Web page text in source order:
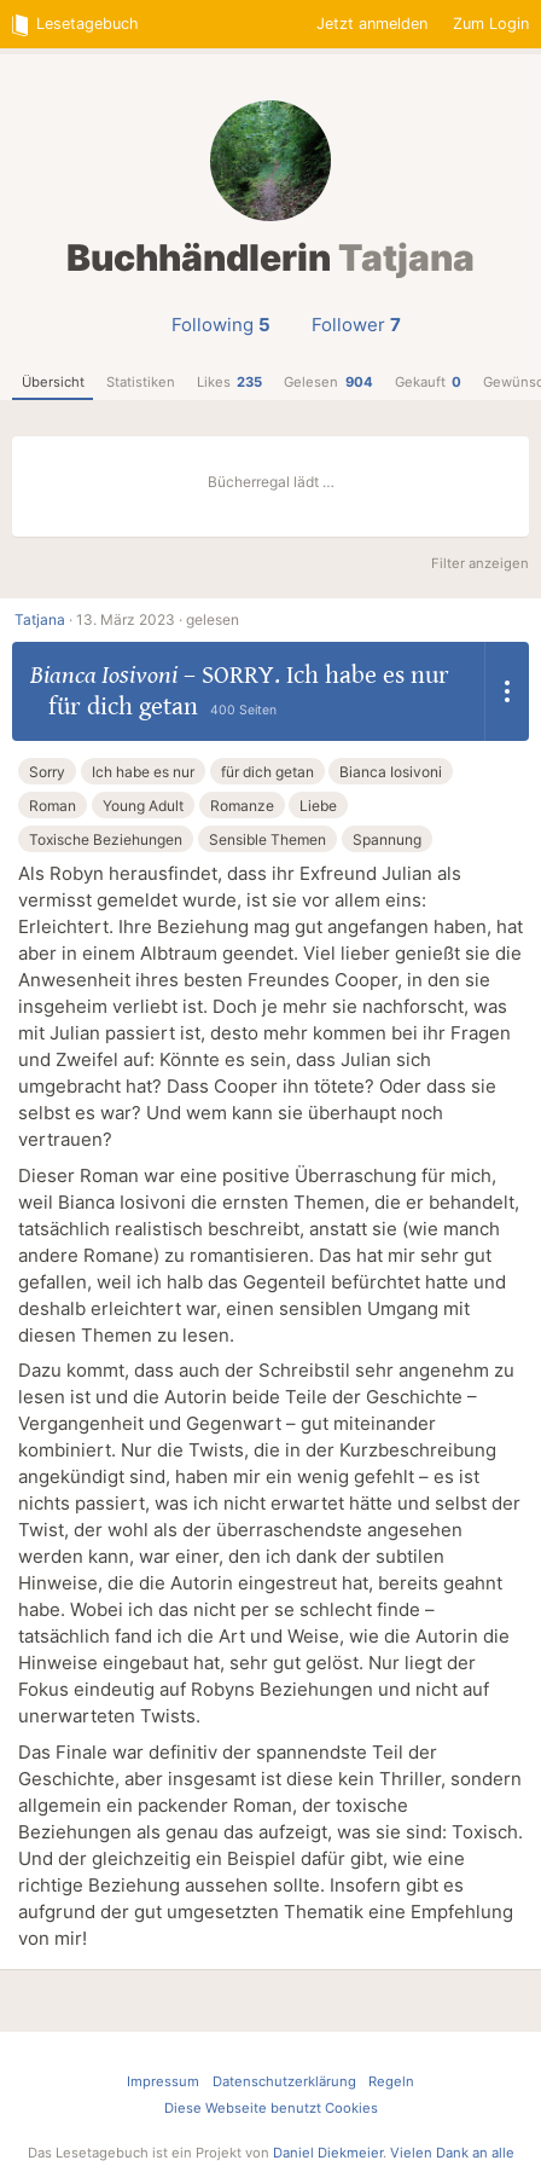
Lesetagebuch Jetzt anmelden Zum Login
Buchhändlerin Tatjana
Following 5 Follower 7
Übersicht Statistiken Likes 235 Gelesen 904 Gekauft 0
Bücherregal lädt …
Filter anzeigen
Tatjana · 13. März 2023 · gelesen
Bianca Iosivoni– SORRY. Ich habe es nur
für dich getan
400 Seiten
Sorry Ich habe es nur für dich getan
Bianca Iosivoni
Roman
Young Adult Romanze
Liebe
Toxische Beziehungen
Sensible Themen Spannung
Als Robyn herausfindet, dass ihr Exfreund Julian als
vermisst gemeldet wurde, ist sie vor allem eins:
Erleichtert. Ihre Beziehung mag gut angefangen haben, hat
aber in einem Albtraum geendet. Viel lieber genießt sie die
Anwesenheit ihres besten Freundes Cooper, in den sie
insgeheim verliebt ist. Doch je mehr sie nachforscht, was
mit Julian passiert ist, desto mehr kommen bei ihr Fragen
und Zweifel auf: Könnte es sein, dass Julian sich
umgebracht hat? Dass Cooper ihn tötete? Oder dass sie
selbst es war? Und wem kann sie überhaupt noch
vertrauen?
Dieser Roman war eine positive Überraschung für mich,
weil Bianca Iosivoni die ernsten Themen, die er behandelt,
tatsächlich realistisch beschreibt, anstatt sie (wie manch
andere Romane) zu romantisieren. Das hat mir sehr gut
gefallen, weil ich halb das Gegenteil befürchtet hatte und
deshalb erleichtert war, einen sensiblen Umgang mit
diesen Themen zu lesen.
Dazu kommt, dass auch der Schreibstil sehr angenehm zu
lesen ist und die Autorin beide Teile der Geschichte –
Vergangenheit und Gegenwart – gut miteinander
kombiniert. Nur die Twists, die in der Kurzbeschreibung
angekündigt sind, haben mir ein wenig gefehlt – es ist
nichts passiert, was ich nicht erwartet hätte und selbst der
Twist, der wohl als der überraschendste angesehen
werden kann, war einer, den ich dank der subtilen
Hinweise, die die Autorin eingestreut hat, bereits geahnt
habe. Wobei ich das nicht per se schlecht finde –
tatsächlich fand ich die Art und Weise, wie die Autorin die
Hinweise eingebaut hat, sehr gut gelöst. Nur liegt der
Fokus eindeutig auf Robyns Beziehungen und nicht auf
unerwarteten Twists.
Das Finale war definitiv der spannendste Teil der
Geschichte, aber insgesamt ist diese kein Thriller, sondern
allgemein ein packender Roman, der toxische
Beziehungen als genau das aufzeigt, was sie sind: Toxisch.
Und der gleichzeitig ein Beispiel dafür gibt, wie eine
richtige Beziehung aussehen sollte. Insofern gibt es
aufgrund der gut umgesetzten Thematik eine Empfehlung
von mir!
Impressum Datenschutzerklärung
Regeln
Diese Webseite benutzt Cookies
Das Lesetagebuch ist ein Projekt von Daniel Diekmeier. Vielen Dank an alle